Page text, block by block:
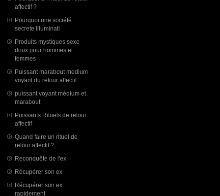
affectif ?
Pourquoi une société
secrete Illuminati
Produits mystiques sexe
doux pour hommes et
femmes
Puissant marabout medium
voyant du retour affectif
puissant voyant médium et
marabout
Puissants Rituels de retour
affectif
Quand faire un rituel de
retour affectif ?
Reconquête de l'ex
Récupérer son ex
Récupérer son ex
rapidement